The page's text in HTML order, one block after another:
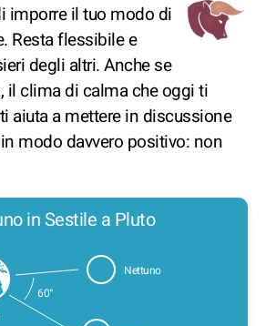
imporre il tuo modo di
Resta flessibile e
degli altri. Anche se
il clima di calma che oggi ti
aiuta a mettere in discussione
modo davvero positivo: non
in Sestile a Pluto
Nettuno
60°